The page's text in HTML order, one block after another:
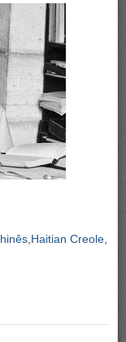
Haitian Creole